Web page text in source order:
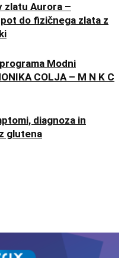
zlatu Aurora –
do fizičnega zlata z
Modni
COLJA – M N K C
diagnoza in
glutena